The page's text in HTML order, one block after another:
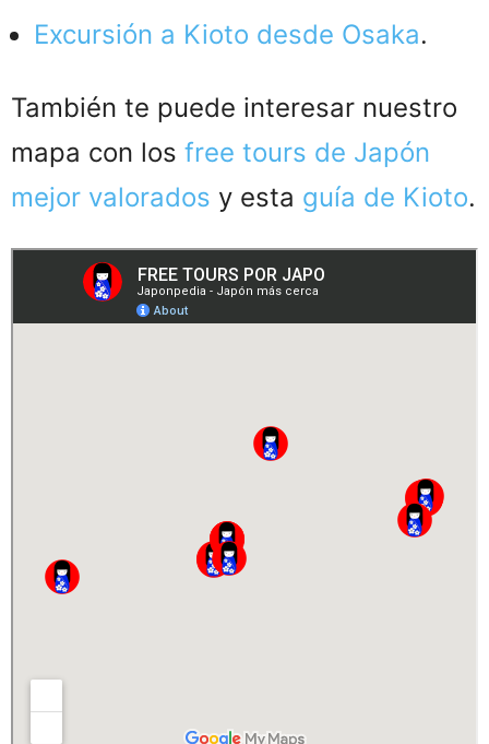
Excursión a Kioto desde Osaka.
También te puede interesar nuestro
mapa con los free tours de Japón
mejor valorados y esta guía de Kioto.